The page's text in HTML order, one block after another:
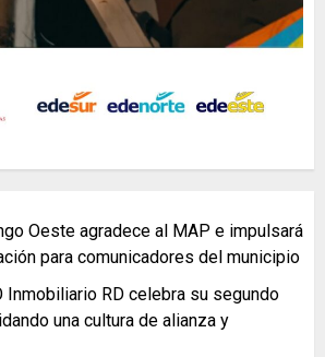
Oeste agradece al MAP e impulsará
para comunicadores del municipio
Inmobiliario RD celebra su segundo
una cultura de alianza y